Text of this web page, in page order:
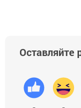
Оставляйте